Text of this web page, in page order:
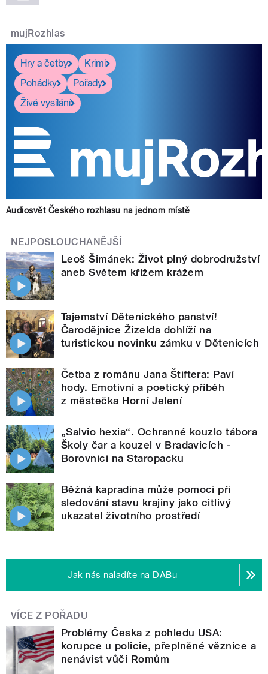
mujRozhlas
Hry a četby
Krimi
Pohádky
Pořady
Živé vysílání
Audiosvět Českého rozhlasu na jednom místě
NEJPOSLOUCHANĚJŠÍ
Leoš Šimánek: Život plný dobrodružství
aneb Světem křížem krážem
Tajemství Dětenického panství!
Čarodějnice Žizelda dohlíží na
turistickou novinku zámku v Dětenicích
Četba z románu Jana Štiftera: Paví
hody. Emotivní a poetický příběh
z městečka Horní Jelení
„Salvio hexia“. Ochranné kouzlo tábora
Školy čar a kouzel v Bradavicích -
Borovnici na Staropacku
Běžná kapradina může pomoci při
sledování stavu krajiny jako citlivý
ukazatel životního prostředí
Jak nás naladíte na DABu
VÍCE Z POŘADU
Problémy Česka z pohledu USA:
korupce u policie, přeplněné věznice a
nenávist vůči Romům